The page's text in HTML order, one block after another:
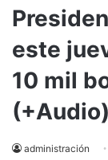
este
10 mil
(+Audio)
administración